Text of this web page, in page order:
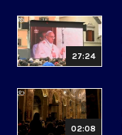
27:24
02:08